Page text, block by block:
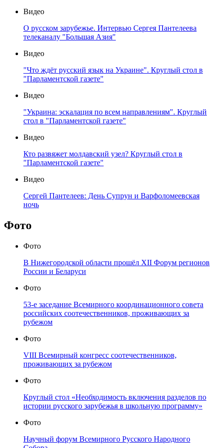
Видео
О русском зарубежье. Интервью Сергея Пантелеева
телеканалу "Большая Азия"
Видео
"Что ждёт русский язык на Украине". Круглый стол в
"Парламентской газете"
Видео
"Украина: эскалация по всем направлениям". Круглый
стол в "Парламентской газете"
Видео
Кто развяжет молдавский узел? Круглый стол в
"Парламентской газете"
Видео
Сергей Пантелеев: День Супрун и Варфоломеевская
ночь
Фото
Фото
В Нижегородской области прошёл XII Форум регионов
России и Беларуси
Фото
53-е заседание Всемирного координационного совета
российских соотечественников, проживающих за
рубежом
Фото
VIII Всемирный конгресс соотечественников,
проживающих за рубежом
Фото
Круглый стол «Необходимость включения разделов по
истории русского зарубежья в школьную программу»
Фото
Научный форум Всемирного Русского Народного